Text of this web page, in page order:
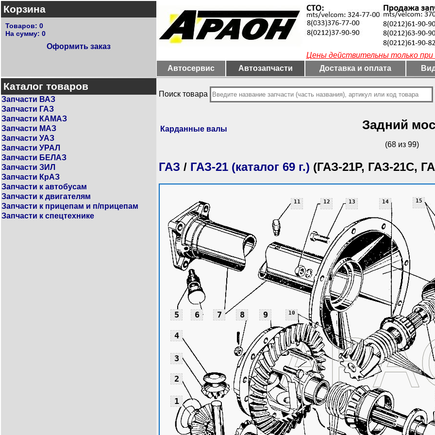
Корзина
Товаров: 0
На сумму: 0
Оформить заказ
Цены действительны только при
Автосервис
Автозапчасти Доставка и оплата
Каталог товаров
Запчасти ВАЗ
Запчасти ГАЗ
Запчасти КАМАЗ
Запчасти МАЗ
Запчасти УАЗ
Запчасти УРАЛ
Запчасти БЕЛАЗ
Запчасти ЗИЛ
Запчасти КрАЗ
Запчасти к автобусам
Запчасти к двигателям
Запчасти к прицепам и п/прицепам
Запчасти к спецтехнике
Поиск товара
Карданные валы Задний
(68 из 99)
ГАЗ / ГАЗ-21 (каталог 69 г.) (ГАЗ-21Р, ГАЗ-21С,
1
2
3
4
5 6 7 8 9 10
11 12 13 14 15